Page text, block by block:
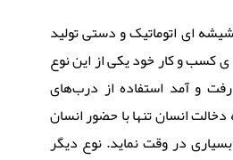
ای اتوماتیک و دستی تولید
ی کسب و کار خود یکی از این نوع
و آمد استفاده از درب‌های
انسان تنها با حضور انسان
در وقت نماید. نوع دیگر